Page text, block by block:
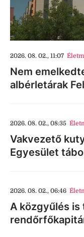
2026. 08. 02., 11:07
Nem
albérletárak
2026. 08. 02., 08:35
Vakvezető
Egyesület
2026. 08. 02., 06:46
A közgyűlés is